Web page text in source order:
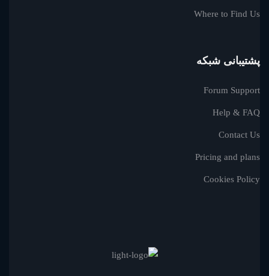
Where to Find Us
پشتیبانی شبکه
Forum Support
Help & FAQ
Contact Us
Pricing and plans
Cookies Policy